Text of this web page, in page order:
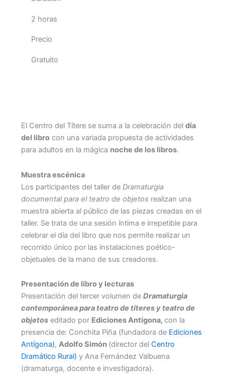
2 horas
Precio
Gratuito
El Centro del Títere se suma a la celebración deldía
del libro con una variada propuesta de actividades
para adultos en la mágica noche de los libros.
Muestra escénica
Los participantes del taller deDramaturgia
documental para el teatro de objetos realizan una
muestra abierta al público de las piezas creadas en el
taller. Se trata de una sesión íntima e irrepetible para
celebrar el día del libro que nos permite realizar un
recorrido único por las instalaciones poético-
objetuales de la mano de sus creadores.
Presentación de libro y lecturas
Presentación del tercer volumen deDramaturgia
contemporánea para teatro de títeres y teatro de
objetos editado por Ediciones Antígona,con la
presencia de: Conchita Piña (fundadora de Ediciones
Antígona),Adolfo Simón (director delCentro
Dramático Rural)y Ana Fernández Valbuena
(dramaturga, docente e investigadora).